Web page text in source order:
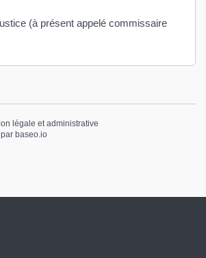
(à présent appelé commissaire
légale et administrative
baseo.io